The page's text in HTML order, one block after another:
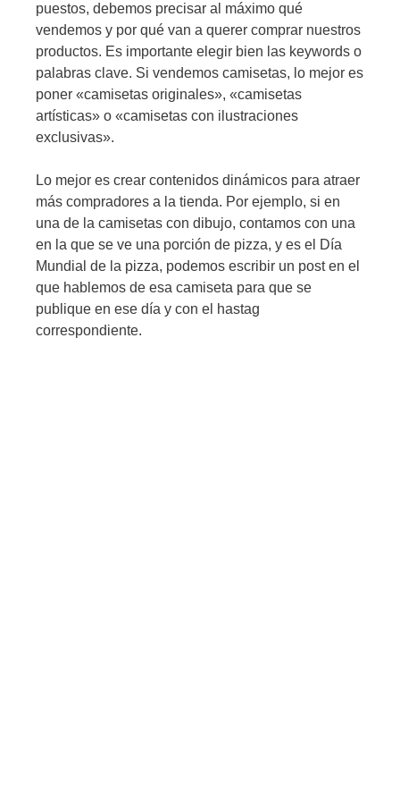
puestos, debemos precisar al máximo qué
vendemos y por qué van a querer comprar nuestros
productos. Es importante elegir bien las keywords o
palabras clave. Si vendemos camisetas, lo mejor es
poner «camisetas originales», «camisetas
artísticas» o «camisetas con ilustraciones
exclusivas».
Lo mejor es crear contenidos dinámicos para atraer
más compradores a la tienda. Por ejemplo, si en
una de la camisetas con dibujo, contamos con una
en la que se ve una porción de pizza, y es el Día
Mundial de la pizza, podemos escribir un post en el
que hablemos de esa camiseta para que se
publique en ese día y con el hastag
correspondiente.